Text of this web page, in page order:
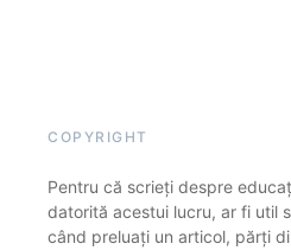
COPYRIGHT
Pentru că scrieți despre
datorită acestui lucru, ar fi util
când preluați un articol, părți